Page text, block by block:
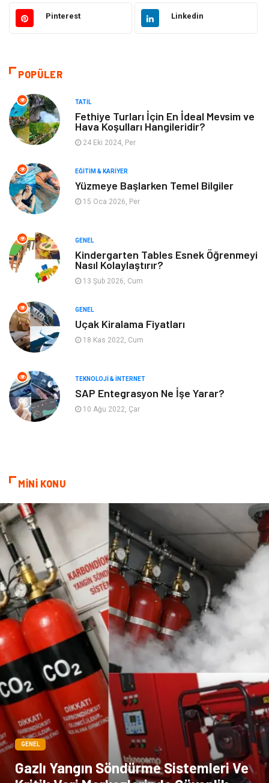
Gündem Elektronik
Dekorasyon
Tatil
Alışveriş Gençlik & Eğlence
Metal Evlilik Rehberi
Yeme & İçme Anne & Çocuk
Ev İşleri Gayrimenkul
Organizasyon
Astroloji Aksesuar
Mobilya diş sağlığı
Bebek Giyim
Mermer
Pinterest Linkedin
POPÜLER
TATIL
Fethiye Turları İçin En İdeal Mevsim ve
Hava Koşulları Hangileridir?
24 Eki 2024, Per
EĞITIM & KARIYER
Yüzmeye Başlarken Temel Bilgiler
15 Oca 2026, Per
GENEL
Kindergarten Tables Esnek Öğrenmeyi
Nasıl Kolaylaştırır?
13 Şub 2026, Cum
GENEL
Uçak Kiralama Fiyatları
18 Kas 2022, Cum
TEKNOLOJI & İNTERNET
SAP Entegrasyon Ne İşe Yarar?
10 Ağu 2022, Çar
MİNİ KONU
GENEL
Gazlı Yangın Söndürme Sistemleri Ve